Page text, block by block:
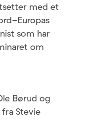
med et
Europas
som har
om
Børud og
Stevie